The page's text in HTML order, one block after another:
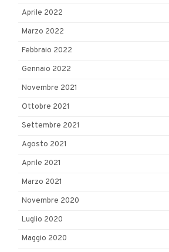
Aprile 2022
Marzo 2022
Febbraio 2022
Gennaio 2022
Novembre 2021
Ottobre 2021
Settembre 2021
Agosto 2021
Aprile 2021
Marzo 2021
Novembre 2020
Luglio 2020
Maggio 2020